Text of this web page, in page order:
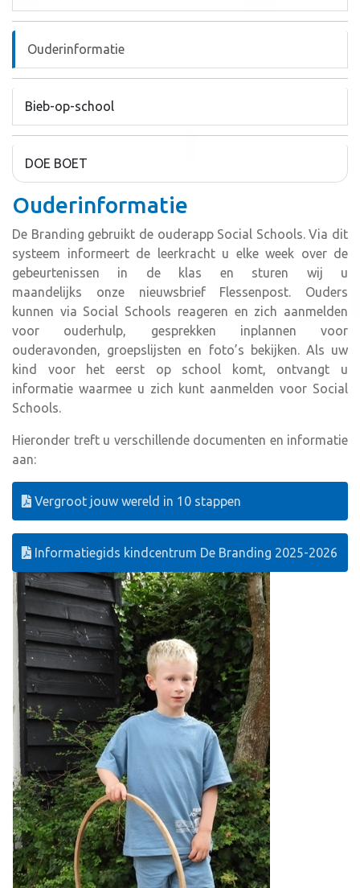
Ouderinformatie
Bieb-op-school
DOE BOET
Ouderinformatie
De Branding gebruikt de ouderapp Social Schools. Via dit
systeem informeert de leerkracht u elke week over de
gebeurtenissen in de klas en sturen wij u
maandelijks onze nieuwsbrief Flessenpost. Ouders
kunnen via Social Schools reageren en zich aanmelden
voor ouderhulp, gesprekken inplannen voor
ouderavonden, groepslijsten en foto’s bekijken. Als uw
kind voor het eerst op school komt, ontvangt u
informatie waarmee u zich kunt aanmelden voor Social
Schools.
Hieronder treft u verschillende documenten en informatie
aan:
Vergroot jouw wereld in 10 stappen
Informatiegids kindcentrum De Branding 2025-2026